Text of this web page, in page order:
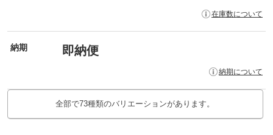
在庫数について
納期 即納便
納期について
全部で73種類のバリエーションがあります。